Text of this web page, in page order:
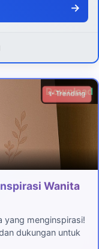
→
Download
✨ Trending
Wanita
yang menginspirasi!
dukungan untuk